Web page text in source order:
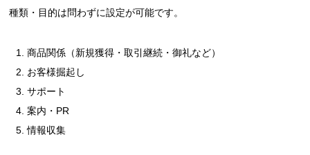
種類・目的は問わずに設定が可能です。
商品関係（新規獲得・取引継続・御礼など）
お客様掘起し
サポート
案内・PR
情報収集